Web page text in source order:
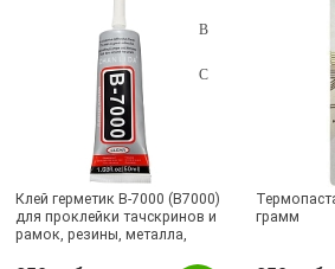
Клей герметик B-7000 (B7000)
для проклейки тачскринов и
рамок, резины, металла,
грамм